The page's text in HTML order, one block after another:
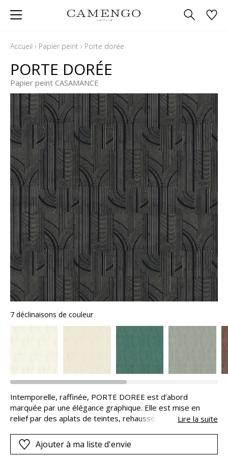
Accueil › Papier peint › Porte dorée
PORTE DORÉE
Papier peint CASAMANCE
7 déclinaisons de couleur
Intemporelle, raffinée, PORTE DOREE est d’abord
marquée par une élégance graphique. Elle est mise en
relief par des aplats de teintes, rehaussés de l’éclat subtil
source d’inspiration pour ce dessin de grande largeur.
Construit pour l’exposition coloniale de 1931 à Paris, il est
Lire la suite
Ajouter à ma liste d'envie